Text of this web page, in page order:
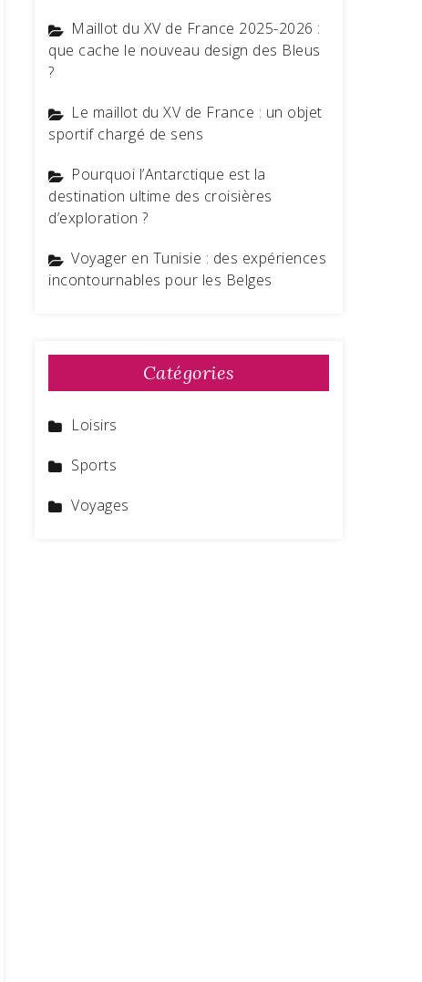
Maillot du XV de France 2025-2026 :
que cache le nouveau design des Bleus
?
Le maillot du XV de France : un objet
sportif chargé de sens
Pourquoi l’Antarctique est la
destination ultime des croisières
d’exploration ?
Voyager en Tunisie : des expériences
incontournables pour les Belges
Catégories
Loisirs
Sports
Voyages